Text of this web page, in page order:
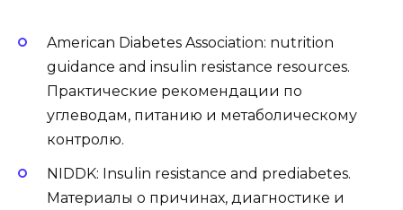
American Diabetes Association: nutrition
guidance and insulin resistance resources.
Практические рекомендации по
углеводам, питанию и метаболическому
контролю.
NIDDK: Insulin resistance and prediabetes.
Материалы о причинах, диагностике и